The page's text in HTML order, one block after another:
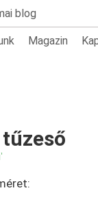
blog
Magazin